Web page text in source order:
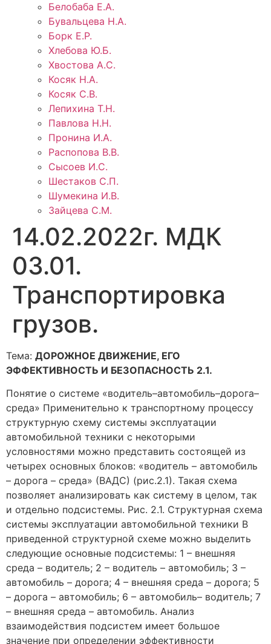
Белобаба Е.А.
Бувальцева Н.А.
Борк Е.Р.
Хлебова Ю.Б.
Хвостова А.С.
Косяк Н.А.
Косяк С.В.
Лепихина Т.Н.
Павлова Н.Н.
Пронина И.А.
Распопова В.В.
Сысоев И.С.
Шестаков С.П.
Шумекина И.В.
Зайцева С.М.
14.02.2022г. МДК
03.01.
Транспортировка
грузов.
Тема: ДОРОЖНОЕ ДВИЖЕНИЕ, ЕГО
ЭФФЕКТИВНОСТЬ И БЕЗОПАСНОСТЬ 2.1.
Понятие о системе «водитель–автомобиль–дорога–
среда» Применительно к транспортному процессу
структурную схему системы эксплуатации
автомобильной техники с некоторыми
условностями можно представить состоящей из
четырех основных блоков: «водитель – автомобиль
– дорога – среда» (ВАДС) (рис.2.1). Такая схема
позволяет анализировать как систему в целом, так
и отдельно подсистемы. Рис. 2.1. Структурная схема
системы эксплуатации автомобильной техники В
приведенной структурной схеме можно выделить
следующие основные подсистемы: 1 – внешняя
среда – водитель; 2 – водитель – автомобиль; 3 –
автомобиль – дорога; 4 – внешняя среда – дорога; 5
– дорога – автомобиль; 6 – автомобиль– водитель; 7
– внешняя среда – автомобиль. Анализ
взаимодействия подсистем имеет большое
значение при определении эффективности